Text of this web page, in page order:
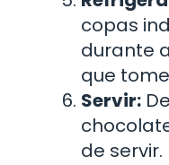
copas
durante
que
Servir:
de servir.